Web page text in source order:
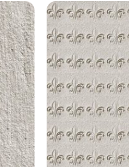
Add to
wishlist